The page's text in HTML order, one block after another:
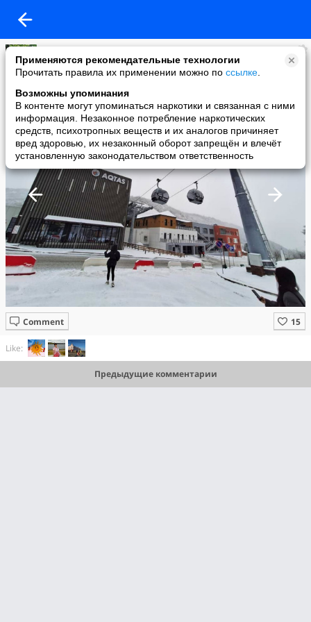
Применяются рекомендательные технологии
Прочитать правила их применении можно по ссылке
Возможны упоминания
В контенте могут упоминаться наркотики и связанная с ними
информация. Незаконное потребление наркотических
средств, психотропных веществ и их аналогов причиняет
вред здоровью, их незаконный оборот запрещён и влечёт
установленную законодательством ответственность
Елена Матяс
added a photo
25 Feb в 22:32
Comment
Like:
Предыдущие комментарии